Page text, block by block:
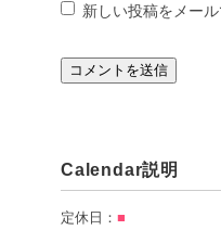
新しい投稿をメー
Calendar説明
定休日： ■